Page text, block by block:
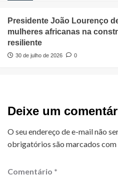
Presidente João Lourenço
mulheres africanas na
resiliente
30 de julho de 2026 0
Deixe um
O seu endereço de e-mail não
obrigatórios são marcados com
Comentário *